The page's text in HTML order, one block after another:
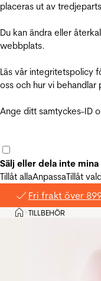
placeras ut av
Du kan ändra eller
webbplats.
Läs vår integritetspolicy
oss och hur vi
Ange ditt samtyckes-ID
Sälj eller dela inte
Tillåt allaAnpassaTillåt
Fri frakt över
Hem
>TILLBEHÖR